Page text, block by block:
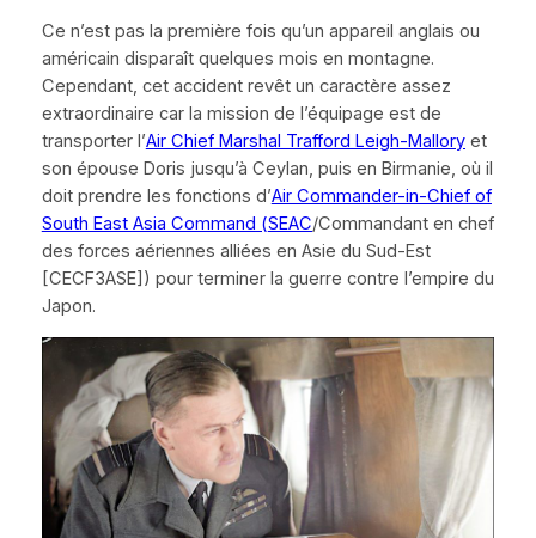
Ce n’est pas la première fois qu’un appareil anglais ou
américain disparaît quelques mois en montagne.
Cependant, cet accident revêt un caractère assez
extraordinaire car la mission de l’équipage est de
transporter l’Air Chief Marshal Trafford Leigh-Malloryet
son épouse Doris jusqu’à Ceylan, puis en Birmanie, où il
doit prendre les fonctions d’Air Commander-in-Chief of
South East Asia Command (SEAC/Commandant en chef
des forces aériennes alliées en Asie du Sud-Est
[CECF3ASE]) pour terminer la guerre contre l’empire du
Japon.